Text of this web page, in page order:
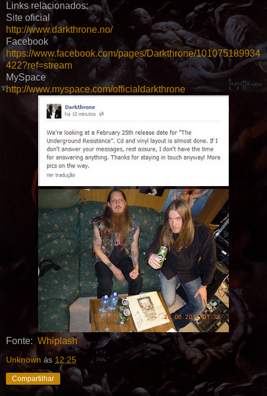
Links relacionados:
Site oficial
http://www.darkthrone.no/
Facebook
https://www.facebook.com/pages/Darkthrone/101075189934
422?ref=stream
MySpace
http://www.myspace.com/officialdarkthrone
Fonte: Whiplash
Unknown às 12:25
Compartilhar